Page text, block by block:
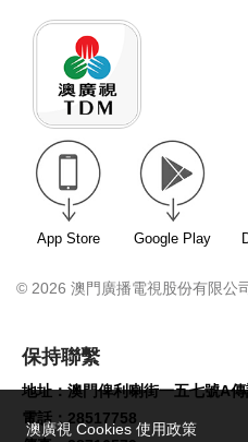
App Store Google Play
© 2026 澳門廣播電視股份有限公
保持聯繫
地址：澳門俾利喇街一五七號A
電話：28517758
澳廣視 Cookies 使用政策